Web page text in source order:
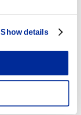
Show details